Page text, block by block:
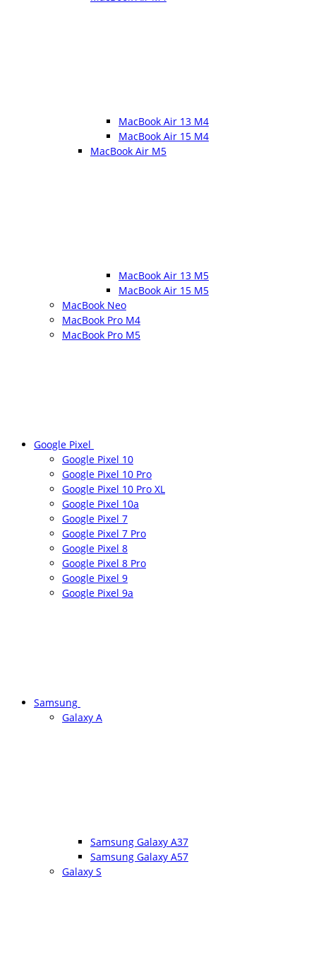
MacBook Air 13 M4
MacBook Air 15 M4
MacBook Air M5
MacBook Air 13 M5
MacBook Air 15 M5
MacBook Neo
MacBook Pro M4
MacBook Pro M5
Google Pixel
Google Pixel 10
Google Pixel 10 Pro
Google Pixel 10 Pro XL
Google Pixel 10a
Google Pixel 7
Google Pixel 7 Pro
Google Pixel 8
Google Pixel 8 Pro
Google Pixel 9
Google Pixel 9a
Samsung
Galaxy A
Samsung Galaxy A37
Samsung Galaxy A57
Galaxy S